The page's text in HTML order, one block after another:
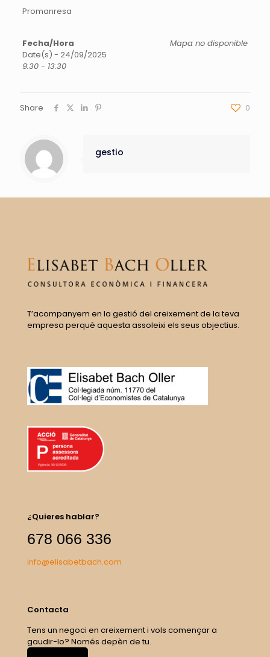
Promanresa
Mapa no disponible
Fecha/Hora
Date(s) - 24/09/2025
9:30 - 13:30
Share 0
gestio
T’acompanyem en la gestió del creixement de la teva
empresa perquè aquesta assoleixi els seus objectius.
¿Quieres hablar?
678 066 336
info@elisabetbach.com
Contacta
Tens un negoci en creixement i vols començar a
gaudir-lo? Només depèn de tu.